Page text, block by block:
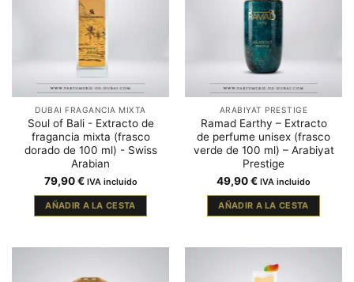
DUBAI FRAGANCIA MIXTA
Soul of Bali - Extracto de
fragancia mixta (frasco
dorado de 100 ml) - Swiss
Arabian
79,90€ IVA incluido
AÑADIR A LA CESTA
ARABIYAT PRESTIGE
Ramad Earthy – Extracto
de perfume unisex (frasco
verde de 100 ml) – Arabiyat
Prestige
49,90€ IVA incluido
AÑADIR A LA CESTA